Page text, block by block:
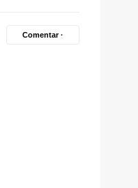
Comentar ·